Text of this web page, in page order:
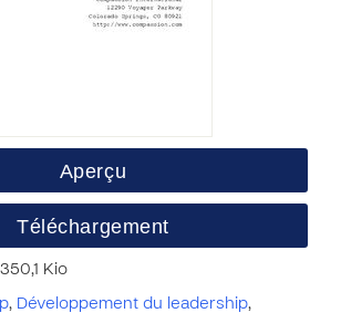
Aperçu
Téléchargement
Kio
, Développement du leadership,